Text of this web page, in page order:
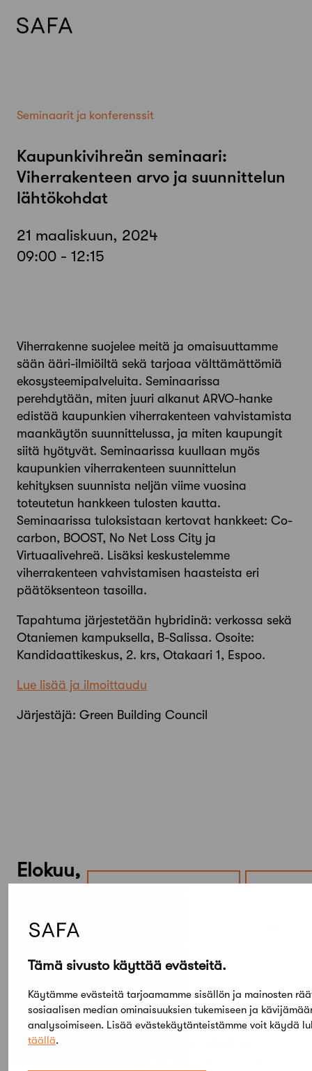
Tämä sivusto käyttää evästeitä.
Käytämme evästeitä tarjoamamme sisällön ja mainosten
sosiaalisen median ominaisuuksien tukemiseen ja
analysoimiseen. Lisää evästekäytänteistämme voit käydä
täällä.
Seminaarit ja konferenssit
Kaupunkivihreän seminaari:
Viherrakenteen arvo ja suunnittelun
lähtökohdat
21 maaliskuun, 2024
09:00 - 12:15
Viherrakenne suojelee meitä ja omaisuuttamme
sään ääri-ilmiöiltä sekä tarjoaa välttämättömiä
ekosysteemipalveluita. Seminaarissa
perehdytään, miten juuri alkanut ARVO-hanke
edistää kaupunkien viherrakenteen vahvistamista
maankäytön suunnittelussa, ja miten kaupungit
siitä hyötyvät. Seminaarissa kuullaan myös
kaupunkien viherrakenteen suunnittelun
kehityksen suunnista neljän viime vuosina
toteutetun hankkeen tulosten kautta.
Seminaarissa tuloksistaan kertovat hankkeet: Co-
carbon, BOOST, No Net Loss City ja
Virtuaalivehreä. Lisäksi keskustelemme
viherrakenteen vahvistamisen haasteista eri
päätöksenteon tasoilla.
Tapahtuma järjestetään hybridinä: verkossa sekä
Otaniemen kampuksella, B-Salissa. Osoite:
Kandidaattikeskus, 2. krs, Otakaari 1, Espoo.
Lue lisää ja ilmoittaudu
Järjestäjä: Green Building Council
Elokuu,
Etsi tapahtumista
05
KESÄ
TAMMI
Arkkitehtuuri- ja